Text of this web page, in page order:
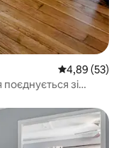
Середня
4,89 (53)
зі